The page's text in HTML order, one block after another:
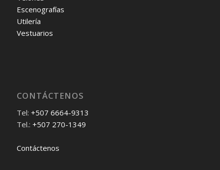
Escenografías
Utilería
Vestuarios
CONTÁCTENOS
Tel: +507 6664-9313
Tel.: +507 270-1349
Contáctenos